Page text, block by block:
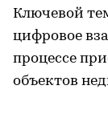
Ключевой
цифровое
процессе
объектов